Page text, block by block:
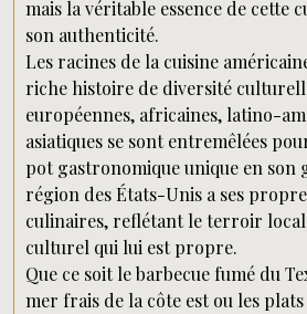
mais la véritable essence de cette
son authenticité.
Les racines de la cuisine
riche histoire de diversité
européennes, africaines, latino-
asiatiques se sont entremêlées
pot gastronomique unique en son
région des États-Unis a ses
culinaires, reflétant le terroir local
culturel qui lui est propre.
Que ce soit le barbecue fumé du
mer frais de la côte est ou les